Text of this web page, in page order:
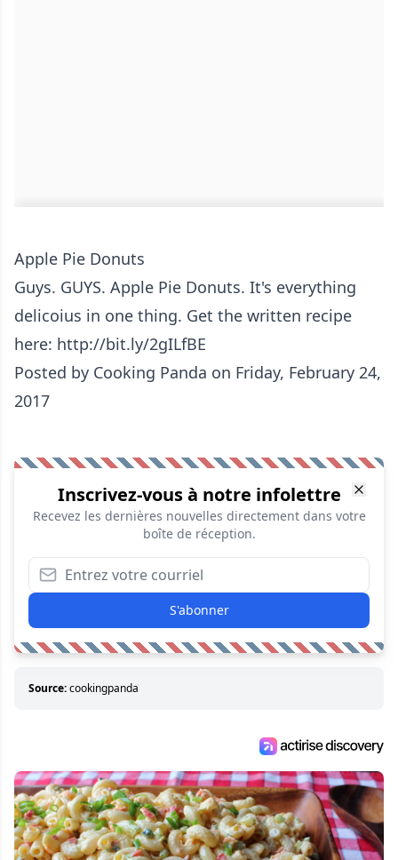
Apple Pie Donuts
Guys. GUYS. Apple Pie Donuts. It's everything
delicoius in one thing. Get the written recipe
here: http://bit.ly/2gILfBE
Posted by Cooking Panda on Friday, February 24,
2017
Inscrivez-vous à notre infolettre
Recevez les dernières nouvelles directement dans votre
boîte de réception.
S'abonner
Source:cookingpanda